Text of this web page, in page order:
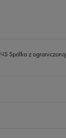
Spółka z ograniczoną